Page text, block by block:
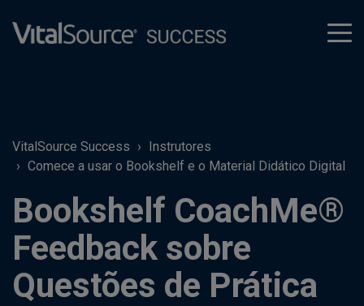
VitalSource Success
Instrutores
Comece a usar o Bookshelf e o Material Didático Digital
Bookshelf CoachMe®
Feedback sobre
Questões de Prática